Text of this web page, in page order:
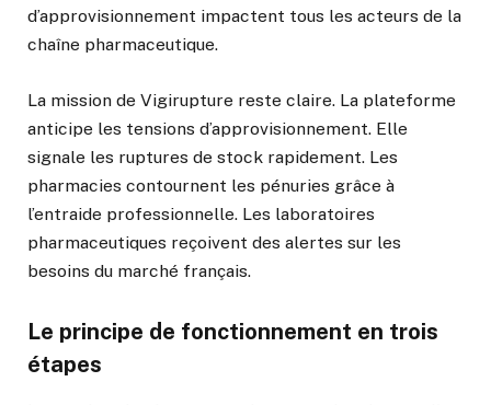
d’approvisionnement impactent tous les acteurs de la
chaîne pharmaceutique.
La mission de Vigirupture reste claire. La plateforme
anticipe les tensions d’approvisionnement. Elle
signale les ruptures de stock rapidement. Les
pharmacies contournent les pénuries grâce à
l’entraide professionnelle. Les laboratoires
pharmaceutiques reçoivent des alertes sur les
besoins du marché français.
Le principe de fonctionnement en trois
étapes